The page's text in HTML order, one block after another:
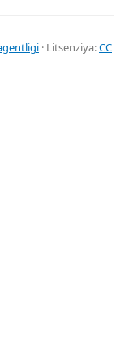
· Litsenziya:CC